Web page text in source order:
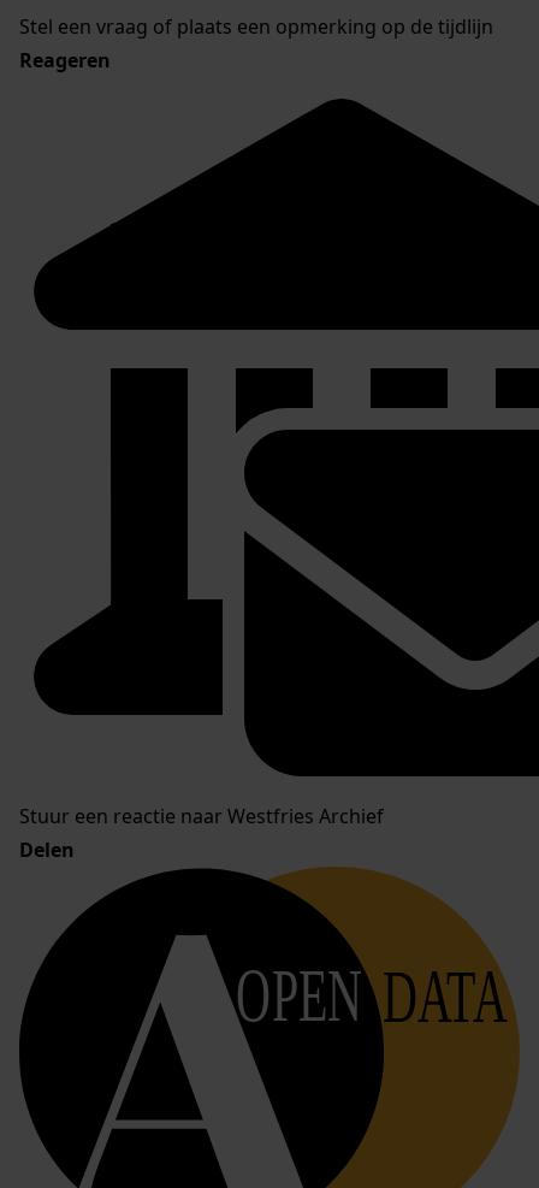
Stel een vraag of plaats een opmerking op de tijdlijn
Reageren
Stuur een reactie naar Westfries Archief
Delen
OPEN DATA